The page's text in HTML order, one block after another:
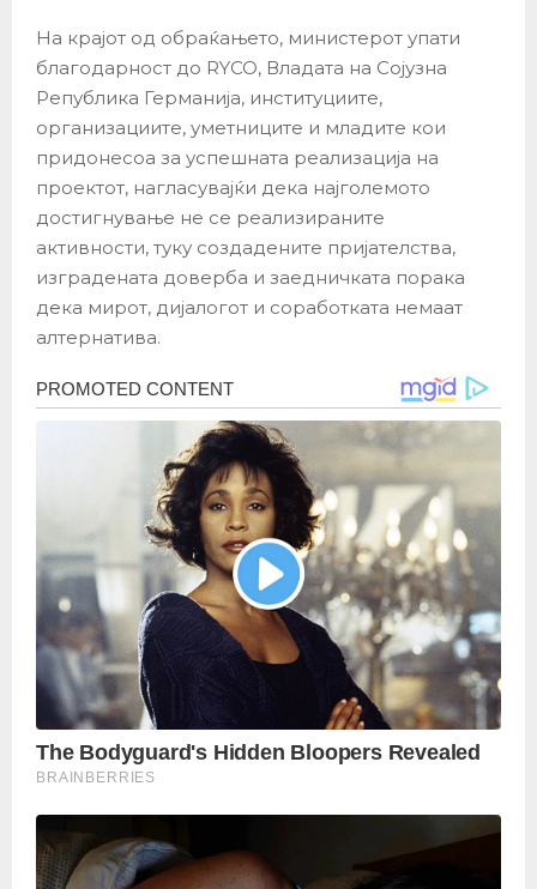
На крајот од обраќањето, министерот упати
благодарност до RYCO, Владата на Сојузна
Република Германија, институциите,
организациите, уметниците и младите кои
придонесоа за успешната реализација на
проектот, нагласувајќи дека најголемото
достигнување не се реализираните
активности, туку создадените пријателства,
изградената доверба и заедничката порака
дека мирот, дијалогот и соработката немаат
алтернатива.